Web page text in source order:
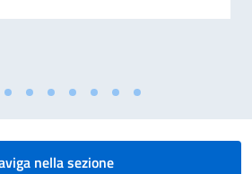
nella sezione